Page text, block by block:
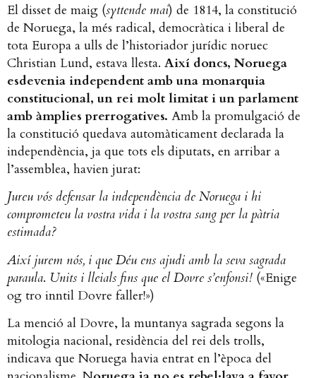
El disset de maig (syttende mai) de 1814, la constitució
de Noruega, la més radical, democràtica i liberal de
tota Europa a ulls de l’historiador jurídic noruec
Christian Lund, estava llesta. Així doncs, Noruega
esdevenia independent amb una monarquia
constitucional, un rei molt limitat i un parlament
amb àmplies prerrogatives. Amb la promulgació de
la constitució quedava automàticament declarada la
independència, ja que tots els diputats, en arribar a
l’assemblea, havien jurat:
Jureu vós defensar la independència de Noruega i hi
comprometeu la vostra vida i la vostra sang per la pàtria
estimada?
Així jurem nós, i que Déu ens ajudi amb la seva sagrada
paraula. Units i lleials fins que el Dovre s’enfonsi! («Enige
og tro inntil Dovre faller!»)
La menció al Dovre, la muntanya sagrada segons la
mitologia nacional, residència del rei dels trolls,
indicava que Noruega havia entrat en l’època del